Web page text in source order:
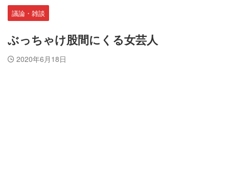
議論・雑談
ぶっちゃけ股間にくる女芸人
2020年6月18日